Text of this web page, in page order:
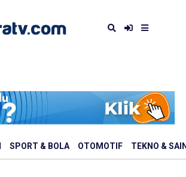
SPORT & BOLA OTOMOTIF TEKNO &